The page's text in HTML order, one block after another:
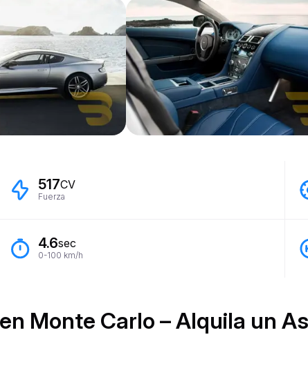
517CV
Fuerza
4.6sec
0-100 km/h
Monte Carlo – Alquila un